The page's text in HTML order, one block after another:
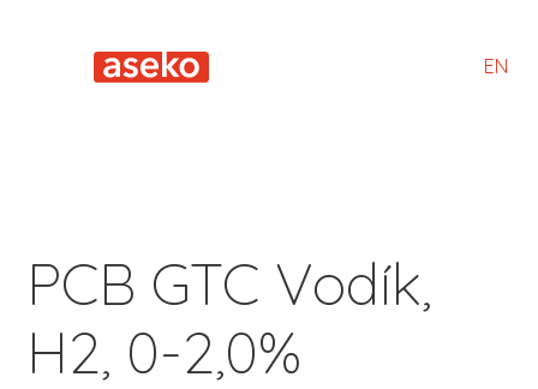
EN
PCB GTC Vodík,
H2, 0-2,0%